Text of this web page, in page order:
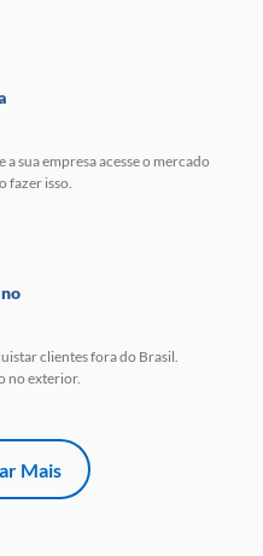
sua empresa acesse o mercado
fazer isso.
clientes fora do Brasil.
no exterior.
Mais